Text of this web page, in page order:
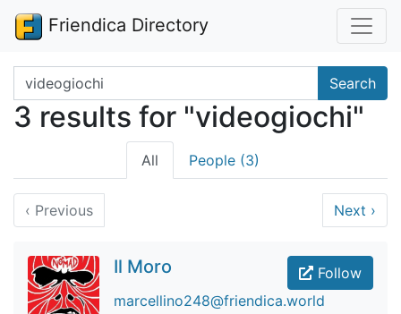
Friendica Directory
Search terms Search
3 results for "videogiochi"
All People (3)
‹ Previous Next ›
Follow
Il Moro
marcellino248@friendica.world